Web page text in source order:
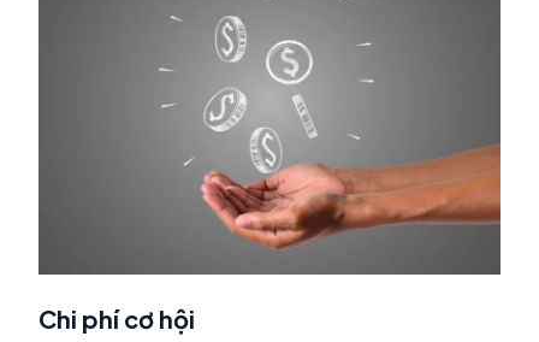
Chi phí cơ hội